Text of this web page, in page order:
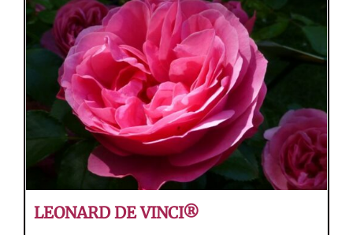
LEONARD DE VINCI®